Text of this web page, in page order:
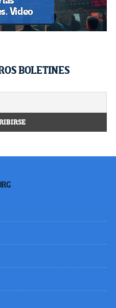
Video
BOLETINES